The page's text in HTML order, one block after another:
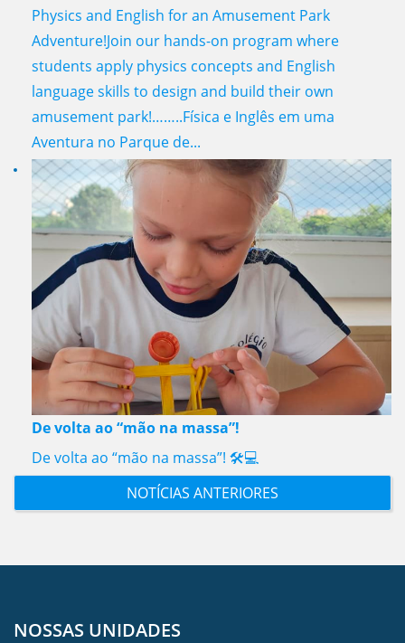
Physics and English for an Amusement Park
Adventure!Join our hands-on program where
students apply physics concepts and English
language skills to design and build their own
amusement park!……..Física e Inglês em uma
Aventura no Parque de...
De volta ao “mão na massa”!
De volta ao “mão na massa”! 🛠️💻
NOTÍCIAS ANTERIORES
NOSSAS UNIDADES